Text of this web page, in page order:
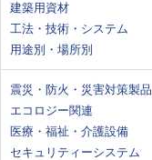
建築用資材
工法・技術・システム
用途別・場所別
震災・防火・災害対策製品
エコロジー関連
医療・福祉・介護設備
セキュリティーシステム